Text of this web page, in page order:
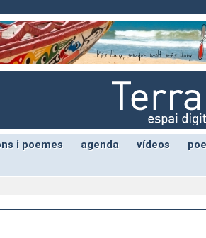
i poemes agenda vídeos